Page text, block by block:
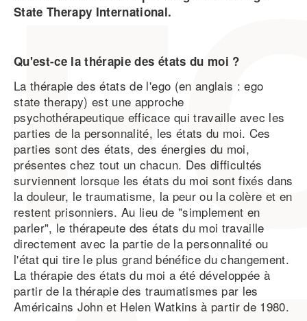
State Therapy International.
Qu'est-ce la thérapie des états du moi ?
La thérapie des états de l'ego (en anglais : ego
state therapy) est une approche
psychothérapeutique efficace qui travaille avec les
parties de la personnalité, les états du moi. Ces
parties sont des états, des énergies du moi,
présentes chez tout un chacun. Des difficultés
surviennent lorsque les états du moi sont fixés dans
la douleur, le traumatisme, la peur ou la colère et en
restent prisonniers. Au lieu de "simplement en
parler", le thérapeute des états du moi travaille
directement avec la partie de la personnalité ou
l'état qui tire le plus grand bénéfice du changement.
La thérapie des états du moi a été développée à
partir de la thérapie des traumatismes par les
Américains John et Helen Watkins à partir de 1980.